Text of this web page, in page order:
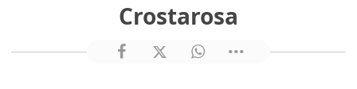
Crostarosa